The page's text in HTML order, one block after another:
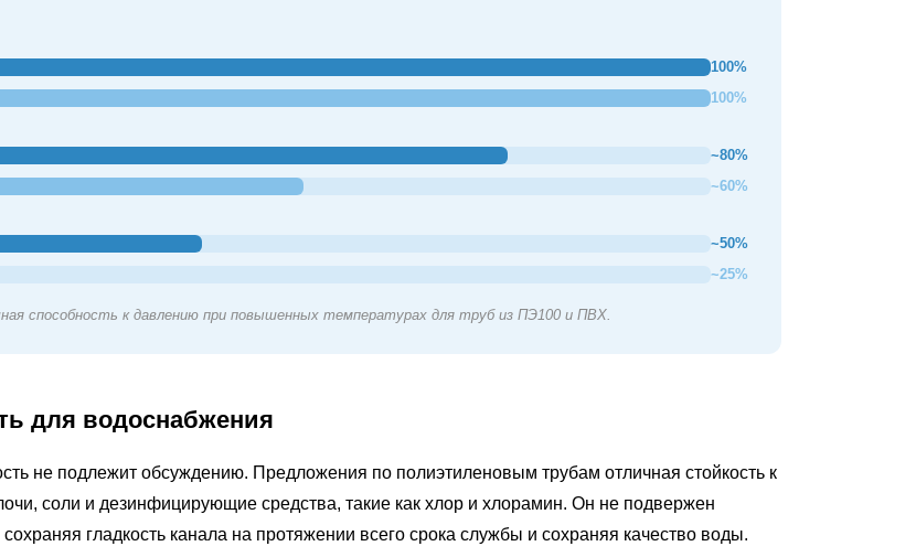
100%
100%
~80%
~60%
~50%
~25%
способность к давлению при повышенных температурах для труб из ПЭ100 и ПВХ.
для водоснабжения
не подлежит обсуждению. Предложения по полиэтиленовым трубам отличная стойкость к
соли и дезинфицирующие средства, такие как хлор и хлорамин. Он не подвержен
гладкость канала на протяжении всего срока службы и сохраняя качество воды.